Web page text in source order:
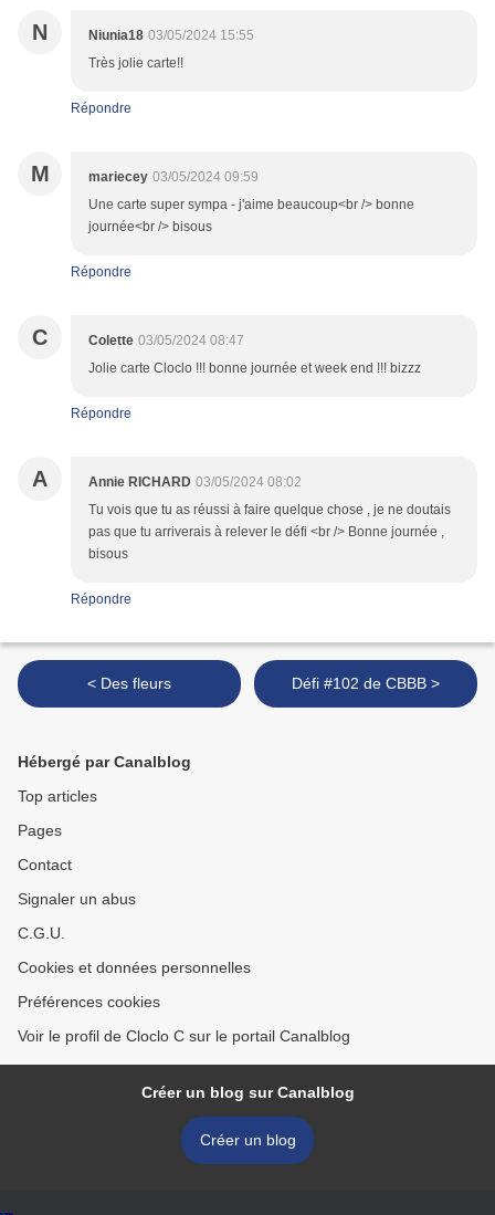
N Niunia18 03/05/2024 15:55
Très jolie carte!!
Répondre
M mariecey 03/05/2024 09:59
Une carte super sympa - j'aime beaucoup<br /> bonne
journée<br /> bisous
Répondre
C Colette 03/05/2024 08:47
Jolie carte Cloclo !!! bonne journée et week end !!! bizzz
Répondre
A Annie RICHARD 03/05/2024 08:02
Tu vois que tu as réussi à faire quelque chose , je ne doutais
pas que tu arriverais à relever le défi <br /> Bonne journée ,
bisous
Répondre
< Des fleurs Défi #102 de CBBB >
Hébergé par Canalblog
Top articles
Pages
Contact
Signaler un abus
C.G.U.
Cookies et données personnelles
Préférences cookies
Voir le profil de Cloclo C sur le portail Canalblog
Créer un blog sur Canalblog
Créer un blog